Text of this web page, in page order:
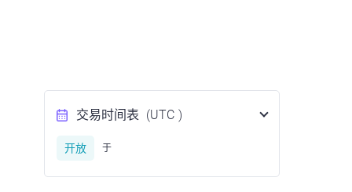
交易时间表 (UTC )
开放 于